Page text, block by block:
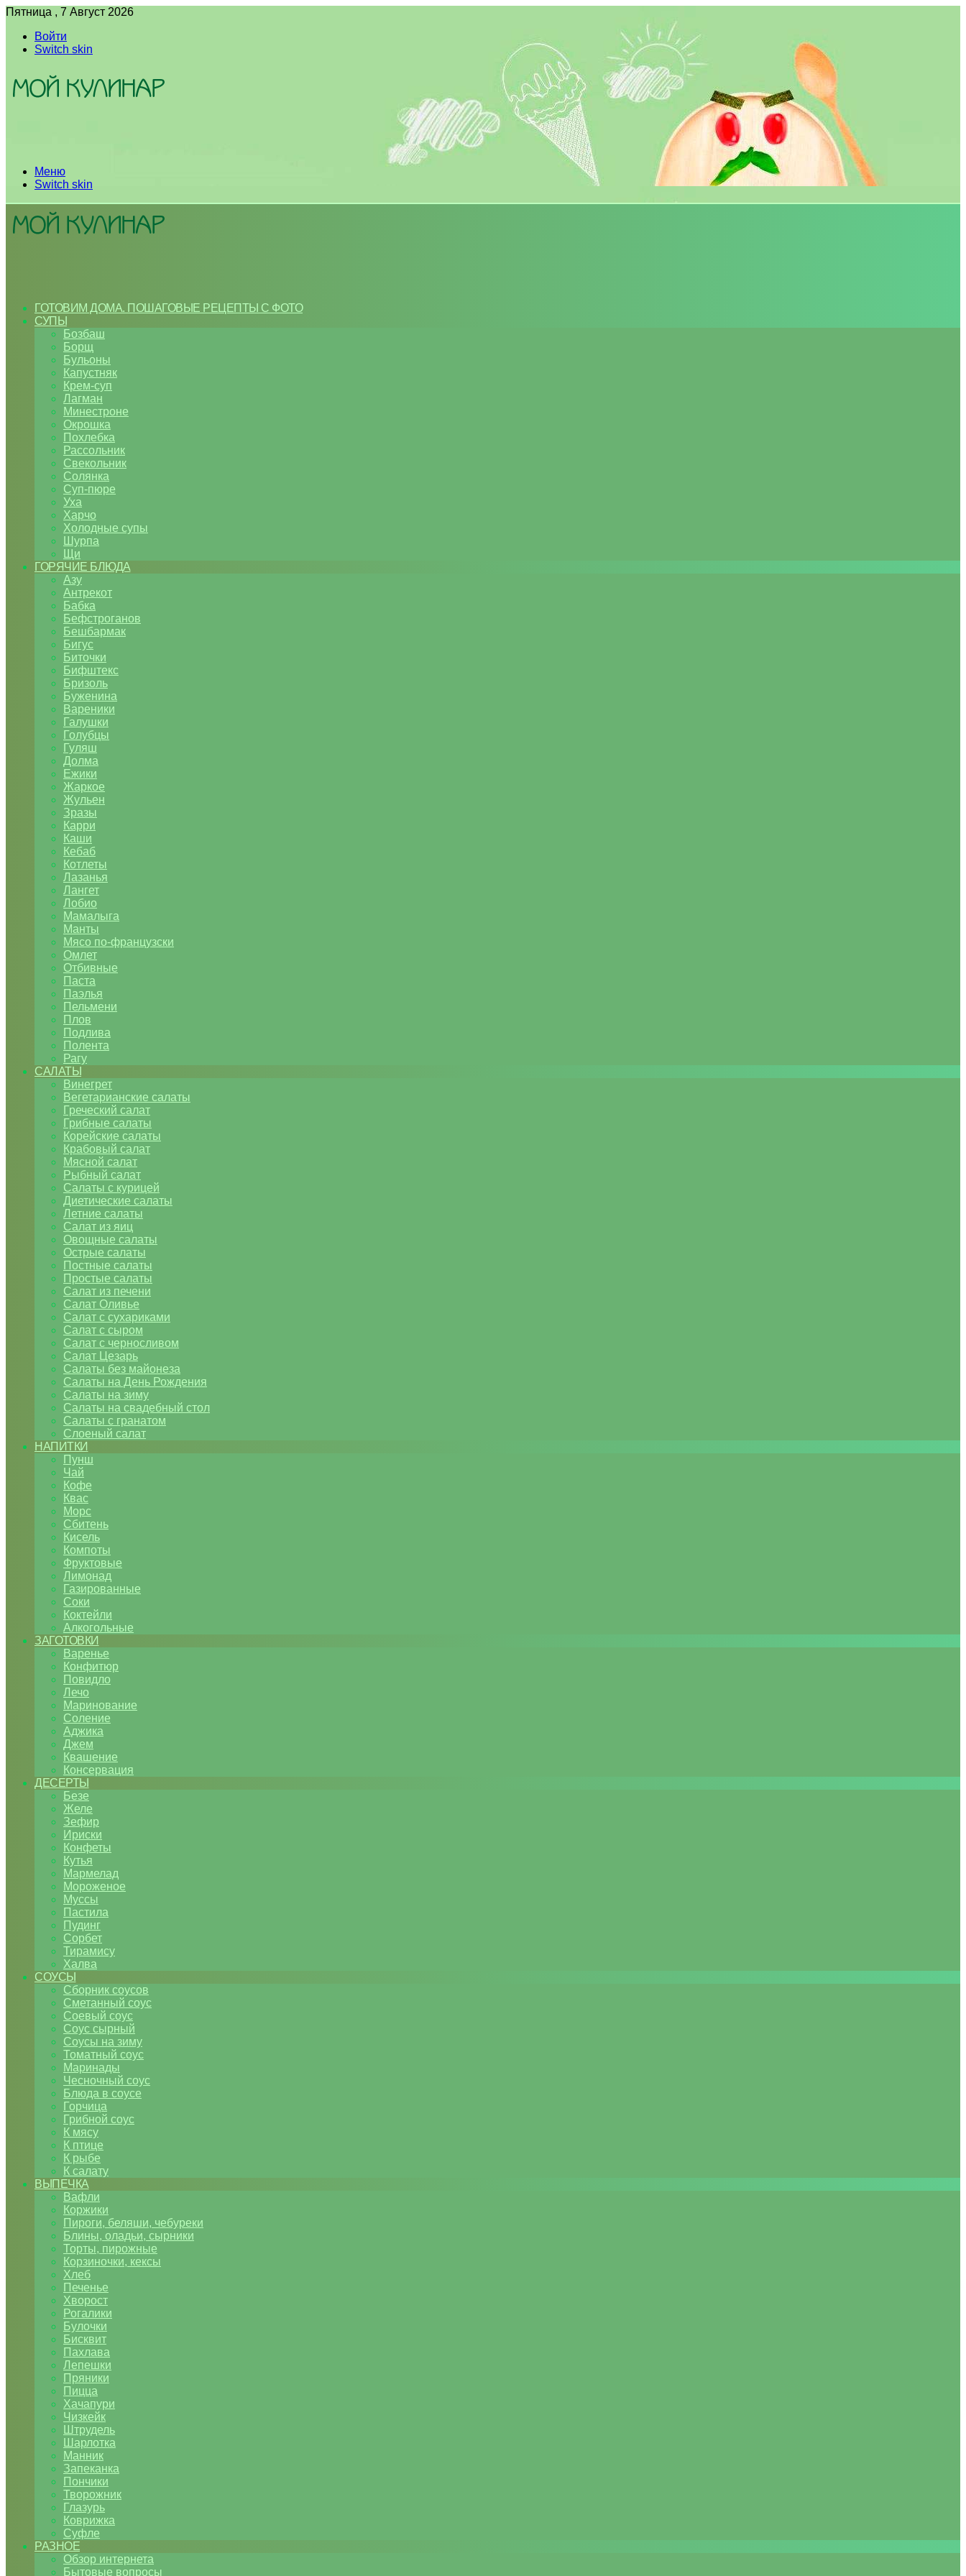
Пятница , 7 Август 2026
Войти
Switch skin
Меню
Switch skin
ГОТОВИМ ДОМА. ПОШАГОВЫЕ РЕЦЕПТЫ С ФОТО
СУПЫ
Бозбаш
Борщ
Бульоны
Капустняк
Крем-суп
Лагман
Минестроне
Окрошка
Похлебка
Рассольник
Свекольник
Солянка
Суп-пюре
Уха
Харчо
Холодные супы
Шурпа
Щи
ГОРЯЧИЕ БЛЮДА
Азу
Антрекот
Бабка
Бефстроганов
Бешбармак
Бигус
Биточки
Бифштекс
Бризоль
Буженина
Вареники
Галушки
Голубцы
Гуляш
Долма
Ежики
Жаркое
Жульен
Зразы
Карри
Каши
Кебаб
Котлеты
Лазанья
Лангет
Лобио
Мамалыга
Манты
Мясо по-французски
Омлет
Отбивные
Паста
Паэлья
Пельмени
Плов
Подлива
Полента
Рагу
САЛАТЫ
Винегрет
Вегетарианские салаты
Греческий салат
Грибные салаты
Корейские салаты
Крабовый салат
Мясной салат
Рыбный салат
Салаты с курицей
Диетические салаты
Летние салаты
Салат из яиц
Овощные салаты
Острые салаты
Постные салаты
Простые салаты
Салат из печени
Салат Оливье
Салат с сухариками
Салат с сыром
Салат с черносливом
Салат Цезарь
Салаты без майонеза
Салаты на День Рождения
Салаты на зиму
Салаты на свадебный стол
Салаты с гранатом
Слоеный салат
НАПИТКИ
Пунш
Чай
Кофе
Квас
Морс
Сбитень
Кисель
Компоты
Фруктовые
Лимонад
Газированные
Соки
Коктейли
Алкогольные
ЗАГОТОВКИ
Варенье
Конфитюр
Повидло
Лечо
Маринование
Соление
Аджика
Джем
Квашение
Консервация
ДЕСЕРТЫ
Безе
Желе
Зефир
Ириски
Конфеты
Кутья
Мармелад
Мороженое
Муссы
Пастила
Пудинг
Сорбет
Тирамису
Халва
СОУСЫ
Сборник соусов
Сметанный соус
Соевый соус
Соус сырный
Соусы на зиму
Томатный соус
Маринады
Чесночный соус
Блюда в соусе
Горчица
Грибной соус
К мясу
К птице
К рыбе
К салату
ВЫПЕЧКА
Вафли
Коржики
Пироги, беляши, чебуреки
Блины, оладьи, сырники
Торты, пирожные
Корзиночки, кексы
Хлеб
Печенье
Хворост
Рогалики
Булочки
Бисквит
Пахлава
Лепешки
Пряники
Пицца
Хачапури
Чизкейк
Штрудель
Шарлотка
Манник
Запеканка
Пончики
Творожник
Глазурь
Коврижка
Суфле
РАЗНОЕ
Обзор интернета
Бытовые вопросы